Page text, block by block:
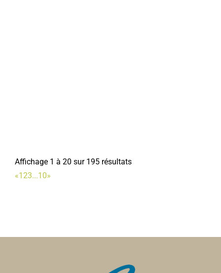
Affichage 1 à 20 sur 195 résultats
«123...10»